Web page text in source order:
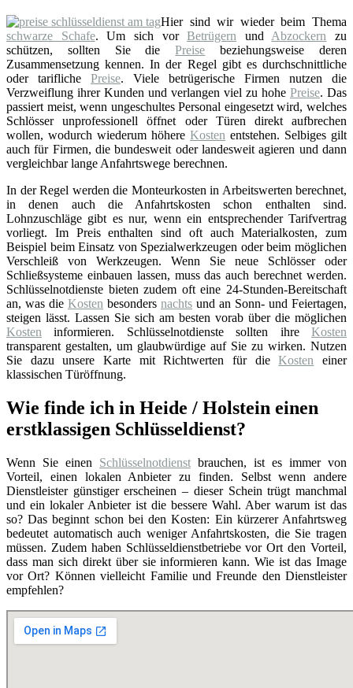
Hier sind wir wieder beim Thema
schwarze Schafe. Um sich vorBetrügern undAbzockern zu
schützen, sollten Sie diePreise beziehungsweise deren
Zusammensetzung kennen. In der Regel gibt es durchschnittliche
oder tarifliche Preise. Viele betrügerische Firmen nutzen die
Verzweiflung ihrer Kunden und verlangen viel zu hohe Preise. Das
passiert meist, wenn ungeschultes Personal eingesetzt wird, welches
Schlösser unprofessionell öffnet oder Türen direkt aufbrechen
wollen, wodurch wiederum höhere Kosten entstehen. Selbiges gilt
auch für Firmen, die bundesweit oder landesweit agieren und dann
vergleichbar lange Anfahrtswege berechnen.
In der Regel werden die Monteurkosten in Arbeitswerten berechnet,
in denen auch die Anfahrtskosten schon enthalten sind.
Lohnzuschläge gibt es nur, wenn ein entsprechender Tarifvertrag
vorliegt. Im Preis enthalten sind oft auch Materialkosten, zum
Beispiel beim Einsatz von Spezialwerkzeugen oder beim möglichen
Verschleiß von Werkzeugen. Wenn Sie neue Schlösser oder
Schließsysteme einbauen lassen, muss das auch berechnet werden.
Schlüsselnotdienste bieten zudem oft eine 24-Stunden-Bereitschaft
an, was die Kosten besonders nachts und an Sonn- und Feiertagen,
steigen lässt. Lassen Sie sich am besten vorab über die möglichen
Kosten informieren. Schlüsselnotdienste sollten ihre Kosten
transparent gestalten, um glaubwürdige auf Sie zu wirken. Nutzen
Sie dazu unsere Karte mit Richtwerten für dieKosten einer
klassischen Türöffnung.
Wie finde ich in Heide / Holstein einen
erstklassigen Schlüsseldienst?
Wenn Sie einen Schlüsselnotdienst brauchen, ist es immer von
Vorteil, einen lokalen Anbieter zu finden. Selbst wenn andere
Dienstleister günstiger erscheinen – dieser Schein trügt manchmal
und ein lokaler Anbieter ist die bessere Wahl. Aber warum ist das
so? Das beginnt schon bei den Kosten: Ein kürzerer Anfahrtsweg
bedeutet automatisch auch weniger Anfahrtskosten, die Sie tragen
müssen. Zudem haben Schlüsseldienstbetriebe vor Ort den Vorteil,
dass man sich direkt über sie informieren kann. Wie ist das Image
vor Ort? Können vielleicht Familie und Freunde den Dienstleister
empfehlen?